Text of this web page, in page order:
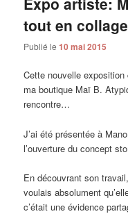
tout en collage
Publié le10 mai 2015
Cette nouvelle
ma boutique Maï B.
rencontre…
J’ai été présentée à
l’ouverture du concept
En découvrant son
voulais absolument
c’était une évidence